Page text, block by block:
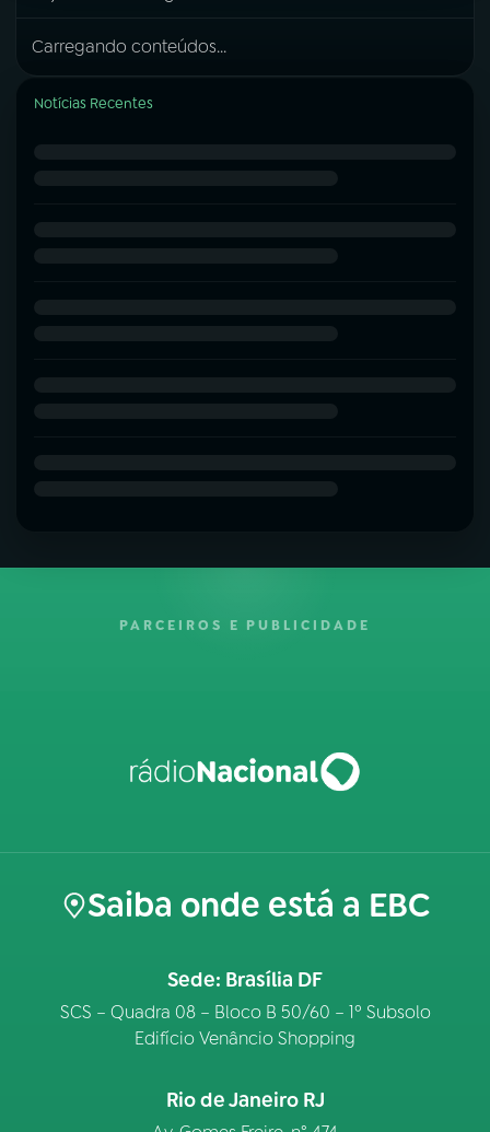
Carregando conteúdos...
Notícias Recentes
PARCEIROS E PUBLICIDADE
Saiba onde está a EBC
Sede: Brasília DF
SCS – Quadra 08 – Bloco B 50/60 – 1º Subsolo
Edifício Venâncio Shopping
Rio de Janeiro RJ